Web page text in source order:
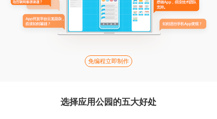
免编程立即制作
选择应用公园的五大好处